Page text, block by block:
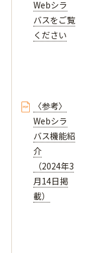
Webシラ
バスをご覧
ください
〈参考〉
Webシラ
バス機能紹
介
（2024年3
月14日掲
載）